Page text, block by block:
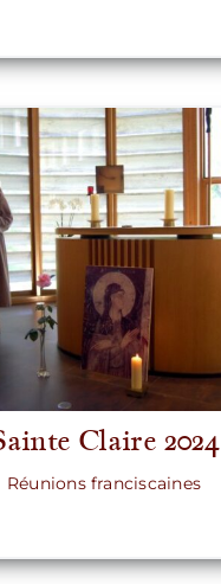
Claire 2024
Réunions franciscaines